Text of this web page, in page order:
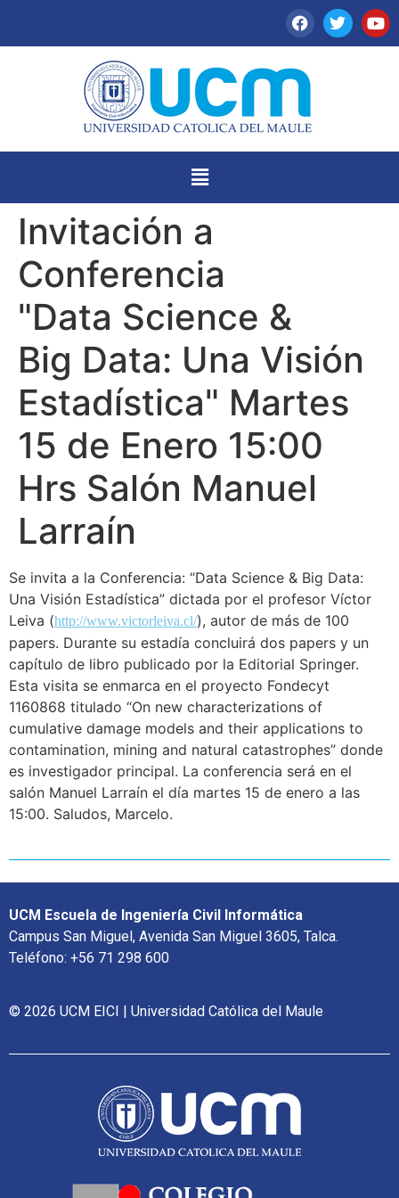
Invitación a
Conferencia
"Data Science &
Big Data: Una Visión
Estadística" Martes
15 de Enero 15:00
Hrs Salón Manuel
Larraín
Se invita a la Conferencia: “Data Science & Big Data:
Una Visión Estadística” dictada por el profesor Víctor
Leiva (http://www.victorleiva.cl/), autor de más de 100
papers. Durante su estadía concluirá dos papers y un
capítulo de libro publicado por la Editorial Springer.
Esta visita se enmarca en el proyecto Fondecyt
1160868 titulado “On new characterizations of
cumulative damage models and their applications to
contamination, mining and natural catastrophes” donde
es investigador principal. La conferencia será en el
salón Manuel Larraín el día martes 15 de enero a las
15:00. Saludos, Marcelo.
UCM Escuela de Ingeniería Civil Informática
Campus San Miguel, Avenida San Miguel 3605, Talca.
Teléfono: +56 71 298 600
© 2026 UCM EICI | Universidad Católica del Maule